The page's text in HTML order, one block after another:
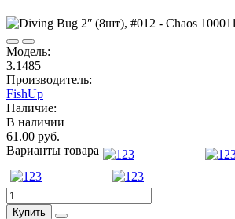
Модель:
3.1485
Производитель:
FishUp
Наличие:
В наличии
61.00 руб.
Варианты товара
Купить